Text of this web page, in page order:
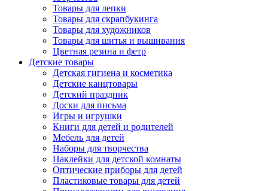
Товары для лепки
Товары для скрапбукинга
Товары для художников
Товары для шитья и вышивания
Цветная резина и фетр
Детские товары
Детская гигиена и косметика
Детские канцтовары
Детский праздник
Доски для письма
Игры и игрушки
Книги для детей и родителей
Мебель для детей
Наборы для творчества
Наклейки для детской комнаты
Оптические приборы для детей
Пластиковые товары для детей